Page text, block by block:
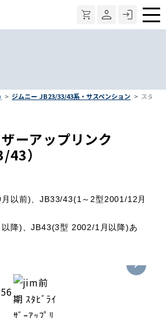
ジムニー JB23/33/43系・サスペンション スタビ
ーアップリンク
43）
以前)、JB33/43(1～2型2001/12月
降)、JB43(3型 2002/1月以降)あ
メ